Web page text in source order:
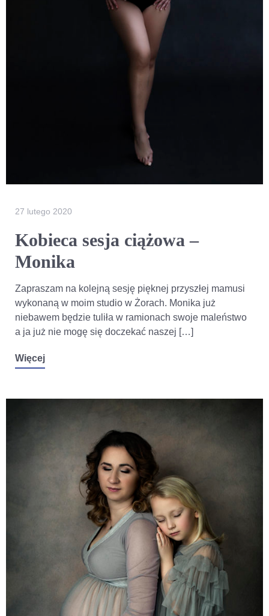
27 lutego 2020
Kobieca sesja ciążowa –
Monika
Zapraszam na kolejną sesję pięknej przyszłej mamusi
wykonaną w moim studio w Żorach. Monika już
niebawem będzie tuliła w ramionach swoje maleństwo
a ja już nie mogę się doczekać naszej […]
Więcej